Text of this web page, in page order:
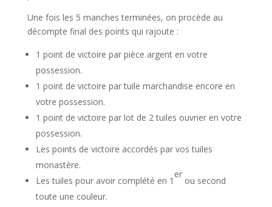
Une fois les 5 manches terminées, on procède au
décompte final des points qui rajoute :
1 point de victoire par pièce argent en votre
possession.
1 point de victoire par tuile marchandise encore en
votre possession.
1 point de victoire par lot de 2 tuiles ouvrier en votre
possession.
Les points de victoire accordés par vos tuiles
monastère.
Les tuiles pour avoir complété en 1
er
ou second
toute une couleur.